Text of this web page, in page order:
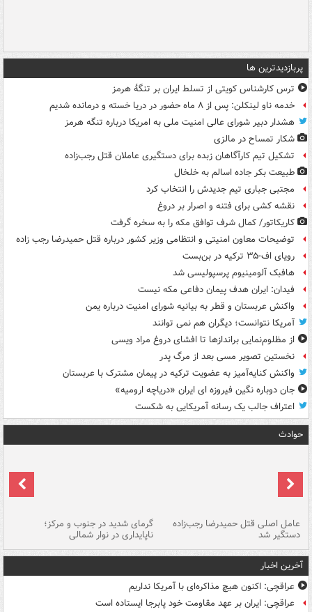
پربازدیدترین ها
ترس کارشناس کویتی از تسلط ایران بر تنگۀ هرمز
خدمه ناو لینکلن: پس از ۸ ماه حضور در دریا خسته و درمانده‌ شدیم
هشدار دبیر شورای عالی امنیت ملی به امریکا درباره تنگه هرمز
شکار تمساح در مالزی
تشکیل تیم کارآگاهان زبده برای دستگیری عاملان قتل رجب‌زاده
طبیعت بکر جاده اسالم به خلخال
مجتبی جباری تیم جدیدش را انتخاب کرد
نقشه کشی برای فتنه و اصرار بر دروغ
کاریکاتور/ کمال شرف توافق مکه را به سخره گرفت
توضیحات معاون امنیتی و انتظامی وزیر کشور درباره قتل حمیدرضا رجب زاده
رویای اف-۳۵ ترکیه در بن‌بست
هافبک آلومینیوم پرسپولیسی شد
فیدان: ایران هدف پیمان دفاعی مکه نیست
واکنش عربستان و قطر به بیانیه شورای امنیت درباره یمن
آمریکا نتوانست؛ دیگران هم نمی توانند
از مظلوم‌نمایی براندازها تا افشای دروغ مراد ویسی
نخستین تصویر مسی بعد از مرگ پدر
واکنش کنایه‌آمیز به عضویت ترکیه در پیمان مشترک با عربستان
جان دوباره نگین فیروزه ای ایران «دریاچه ارومیه»
اعتراف جالب یک رسانه آمریکایی به شکست
حوادث
عامل اصلی قتل حمیدرضا رجب‌زاده
دستگیر شد
گرمای شدید در جنوب و مرکز؛
ناپایداری در نوار شمالی
آخرین اخبار
عراقچی: اکنون هیچ مذاکره‌ای با آمریکا نداریم
عراقچی: ایران بر عهد مقاومت خود پابرجا ایستاده است